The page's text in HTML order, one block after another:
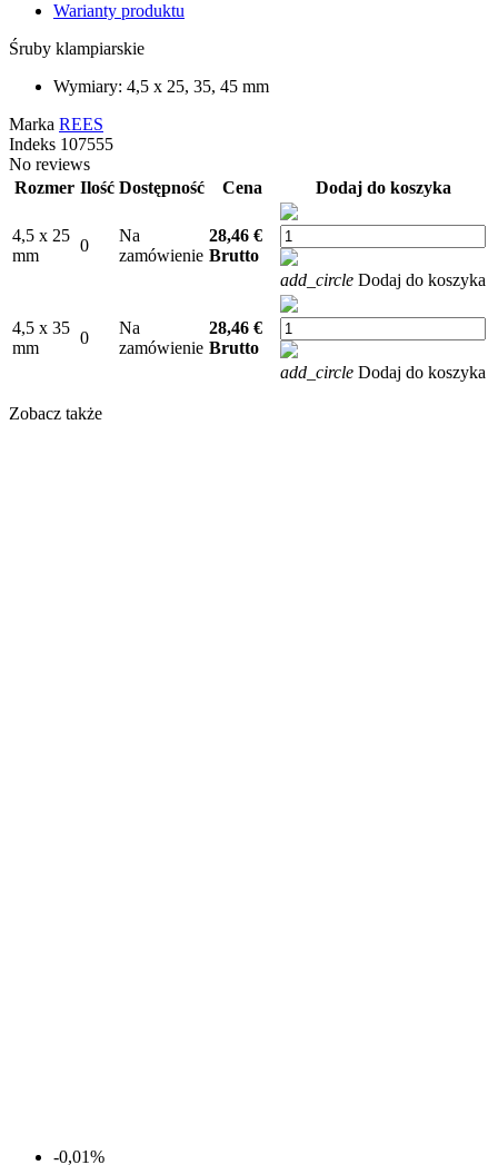
Warianty produktu
Śruby klampiarskie
Wymiary: 4,5 x 25, 35, 45 mm
Marka REES
Indeks 107555
No reviews
Rozmer Ilość Dostępność Cena Dodaj do koszyka
4,5 x 25
mm
0
Na
zamówienie
28,46 €
Brutto
add_circle Dodaj do koszyka
4,5 x 35
mm
0
Na
zamówienie
28,46 €
Brutto
add_circle Dodaj do koszyka
Zobacz także
-0,01%